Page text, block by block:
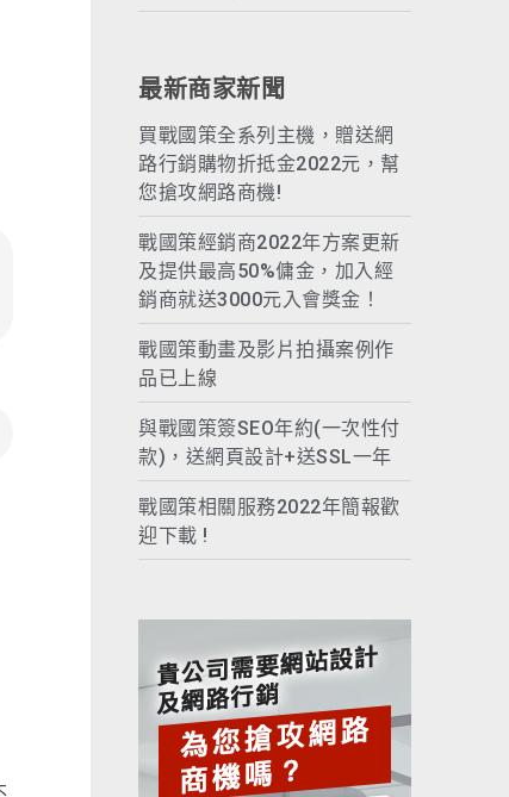
最新商家新聞
買戰國策全系列主機，贈送網
路行銷購物折抵金2022元，幫
您搶攻網路商機!
戰國策經銷商2022年方案更新
及提供最高50%傭金，加入經
銷商就送3000元入會獎金！
戰國策動畫及影片拍攝案例作
品已上線
與戰國策簽SEO年約(一次性付
款)，送網頁設計+送SSL一年
戰國策相關服務2022年簡報歡
迎下載 !